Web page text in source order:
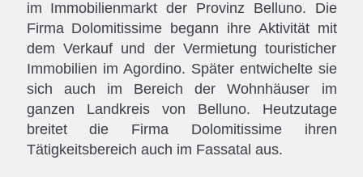
im Immobilienmarkt der Provinz Belluno. Die
Firma Dolomitissime begann ihre Aktivität mit
dem Verkauf und der Vermietung touristicher
Immobilien im Agordino. Später entwichelte sie
sich auch im Bereich der Wohnhäuser im
ganzen Landkreis von Belluno. Heutzutage
breitet die Firma Dolomitissime ihren
Tätigkeitsbereich auch im Fassatal aus.